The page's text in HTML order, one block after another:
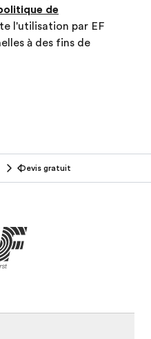
de
l'utilisation par EF
à des fins de
Devis gratuit